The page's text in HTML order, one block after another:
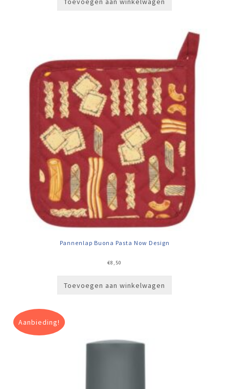
Pannenlap Buona Pasta Now Design
€8,50
Toevoegen aan winkelwagen
Aanbieding!